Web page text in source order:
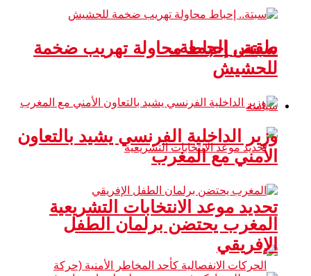
طقس الجمعة..
سياسة
تحديد موعد الانتخابات التشريعية
سبتة.. إحباط محاولة تهريب ضخمة
للحشيش
وزير الداخلية الفرنسي يشيد بالتعاون
الأمني مع المغرب
المغرب يحتضن برلمان الطفل
الإفريقي